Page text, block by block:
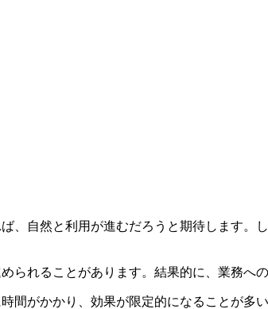
自然と利用が進むだろうと期待します。
れることがあります。結果的に、業務へ
がかかり、効果が限定的になることが多い